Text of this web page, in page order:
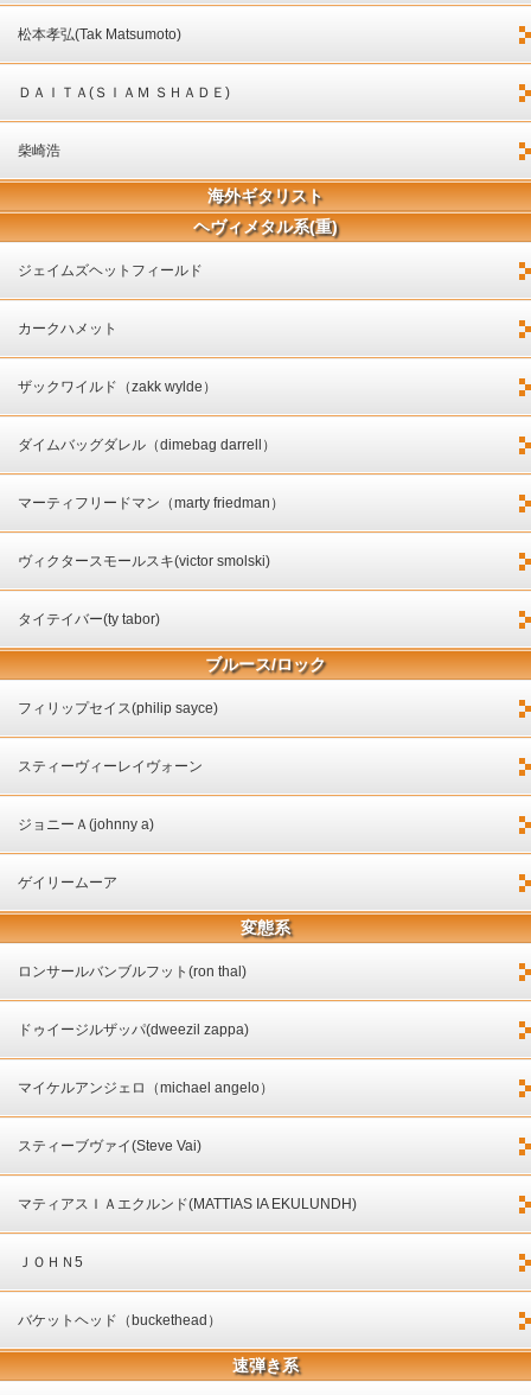
松本孝弘(Tak Matsumoto)
ＤＡＩＴＡ(ＳＩＡＭ ＳＨＡＤＥ)
柴崎浩
海外ギタリスト
ヘヴィメタル系(重)
ジェイムズヘットフィールド
カークハメット
ザックワイルド（zakk wylde）
ダイムバッグダレル（dimebag darrell）
マーティフリードマン（marty friedman）
ヴィクタースモールスキ(victor smolski)
タイテイバー(ty tabor)
ブルース/ロック
フィリップセイス(philip sayce)
スティーヴィーレイヴォーン
ジョニーＡ(johnny a)
ゲイリームーア
変態系
ロンサールバンブルフット(ron thal)
ドゥイージルザッパ(dweezil zappa)
マイケルアンジェロ（michael angelo）
スティーブヴァイ(Steve Vai)
マティアスＩＡエクルンド(MATTIAS IA EKULUNDH)
ＪＯＨＮ5
バケットヘッド（buckethead）
速弾き系